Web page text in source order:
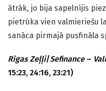
ātrāk, jo bija sapelnījis
pietrūka vien valmieriešu
sanāca pirmajā pusfināla
Rīgas Zeļļi/Sefinance–
15:23, 24:16, 23:21)